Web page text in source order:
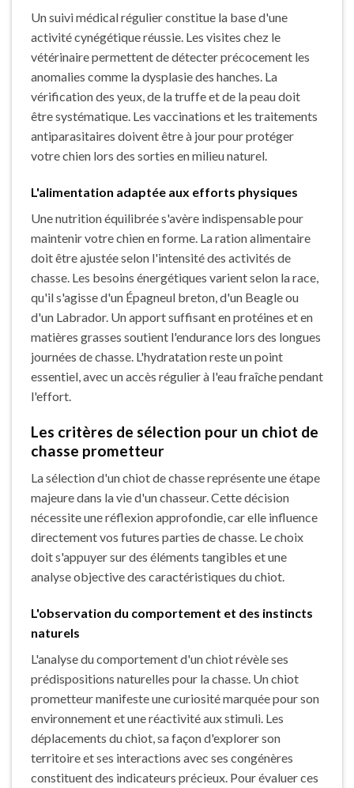
Un suivi médical régulier constitue la base d'une
activité cynégétique réussie. Les visites chez le
vétérinaire permettent de détecter précocement les
anomalies comme la dysplasie des hanches. La
vérification des yeux, de la truffe et de la peau doit
être systématique. Les vaccinations et les traitements
antiparasitaires doivent être à jour pour protéger
votre chien lors des sorties en milieu naturel.
L'alimentation adaptée aux efforts physiques
Une nutrition équilibrée s'avère indispensable pour
maintenir votre chien en forme. La ration alimentaire
doit être ajustée selon l'intensité des activités de
chasse. Les besoins énergétiques varient selon la race,
qu'il s'agisse d'un Épagneul breton, d'un Beagle ou
d'un Labrador. Un apport suffisant en protéines et en
matières grasses soutient l'endurance lors des longues
journées de chasse. L'hydratation reste un point
essentiel, avec un accès régulier à l'eau fraîche pendant
l'effort.
Les critères de sélection pour un chiot de
chasse prometteur
La sélection d'un chiot de chasse représente une étape
majeure dans la vie d'un chasseur. Cette décision
nécessite une réflexion approfondie, car elle influence
directement vos futures parties de chasse. Le choix
doit s'appuyer sur des éléments tangibles et une
analyse objective des caractéristiques du chiot.
L'observation du comportement et des instincts
naturels
L'analyse du comportement d'un chiot révèle ses
prédispositions naturelles pour la chasse. Un chiot
prometteur manifeste une curiosité marquée pour son
environnement et une réactivité aux stimuli. Les
déplacements du chiot, sa façon d'explorer son
territoire et ses interactions avec ses congénères
constituent des indicateurs précieux. Pour évaluer ces